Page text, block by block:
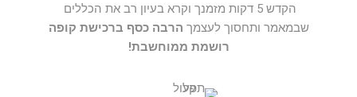
הקדש 5 דקות מזמנך וקרא בעיון רב את הכללים
שבמאמר ותחסוך לעצמך הרבה כסף ברכישת קופה
רושמת ממוחשבת!